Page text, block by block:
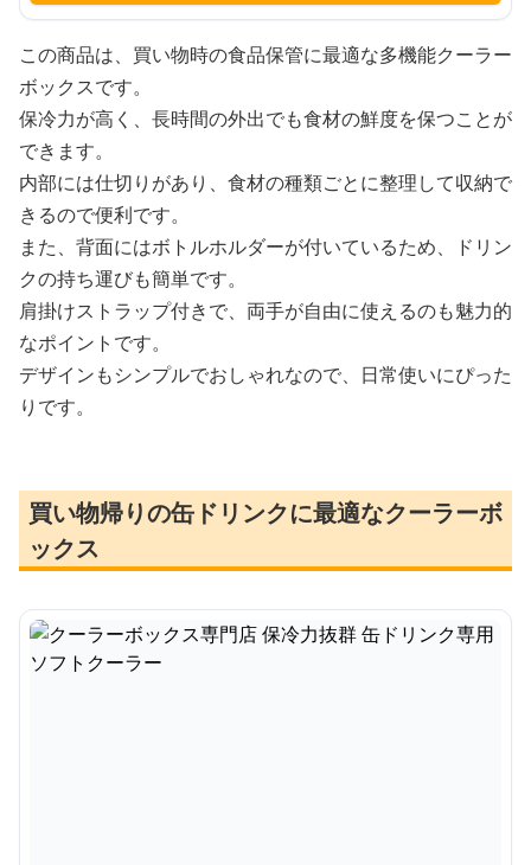
この商品は、買い物時の食品保管に最適な多機能クーラー
ボックスです。
保冷力が高く、長時間の外出でも食材の鮮度を保つことが
できます。
内部には仕切りがあり、食材の種類ごとに整理して収納で
きるので便利です。
また、背面にはボトルホルダーが付いているため、ドリン
クの持ち運びも簡単です。
肩掛けストラップ付きで、両手が自由に使えるのも魅力的
なポイントです。
デザインもシンプルでおしゃれなので、日常使いにぴった
りです。
買い物帰りの缶ドリンクに最適なクーラーボ
ックス